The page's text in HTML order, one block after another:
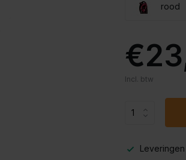
rood
Incl. btw